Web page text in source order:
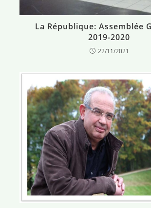
La République: Assemblée
2019-2020
22/11/2021